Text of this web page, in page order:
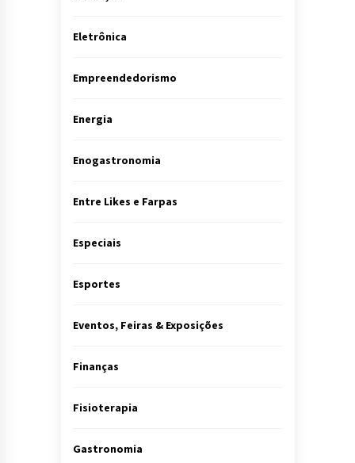
Eletrônica
Empreendedorismo
Energia
Enogastronomia
Entre Likes e Farpas
Especiais
Esportes
Eventos, Feiras & Exposições
Finanças
Fisioterapia
Gastronomia